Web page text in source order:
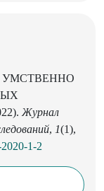
Журнал
, 1(1),
1-2